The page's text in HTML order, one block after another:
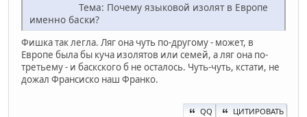
Тема: Почему языковой изолят в Европе
именно баски?
Фишка так легла. Ляг она чуть по-другому - может, в
Европе была бы куча изолятов или семей, а ляг она по-
третьему - и баскского б не осталось. Чуть-чуть, кстати, не
дожал Франсиско наш Франко.
QQ ЦИТИРОВАТЬ